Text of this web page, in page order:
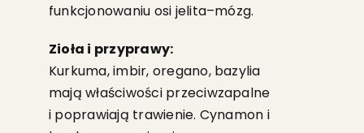
funkcjonowaniu osi jelita–mózg.
Zioła i przyprawy:
Kurkuma, imbir, oregano, bazylia
mają właściwości przeciwzapalne
i poprawiają trawienie. Cynamon i